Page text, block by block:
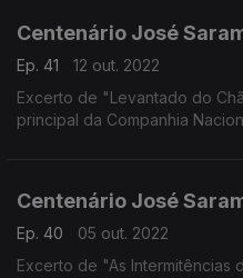
Centenário José
Ep. 41
12 out. 2022
Excerto de "Levantado do
principal da Companhia
Centenário José
Ep. 40
05 out. 2022
Excerto de "As Intermitências